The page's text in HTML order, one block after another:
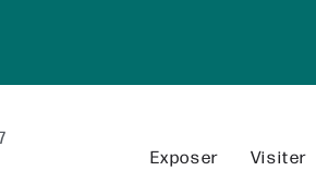
Exposer Visiter